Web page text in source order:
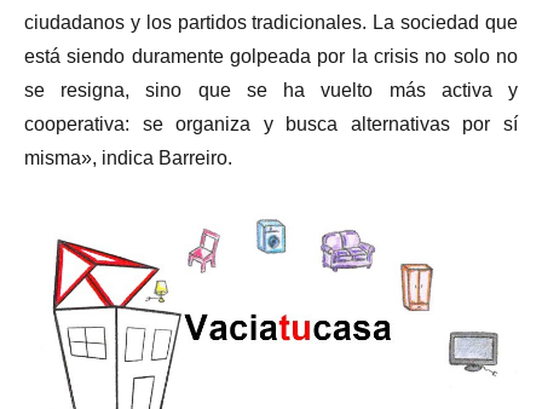
ciudadanos y los partidos tradicionales. La sociedad que
está siendo duramente golpeada por la crisis no solo no
se resigna, sino que se ha vuelto más activa y
cooperativa: se organiza y busca alternativas por sí
misma», indica Barreiro.